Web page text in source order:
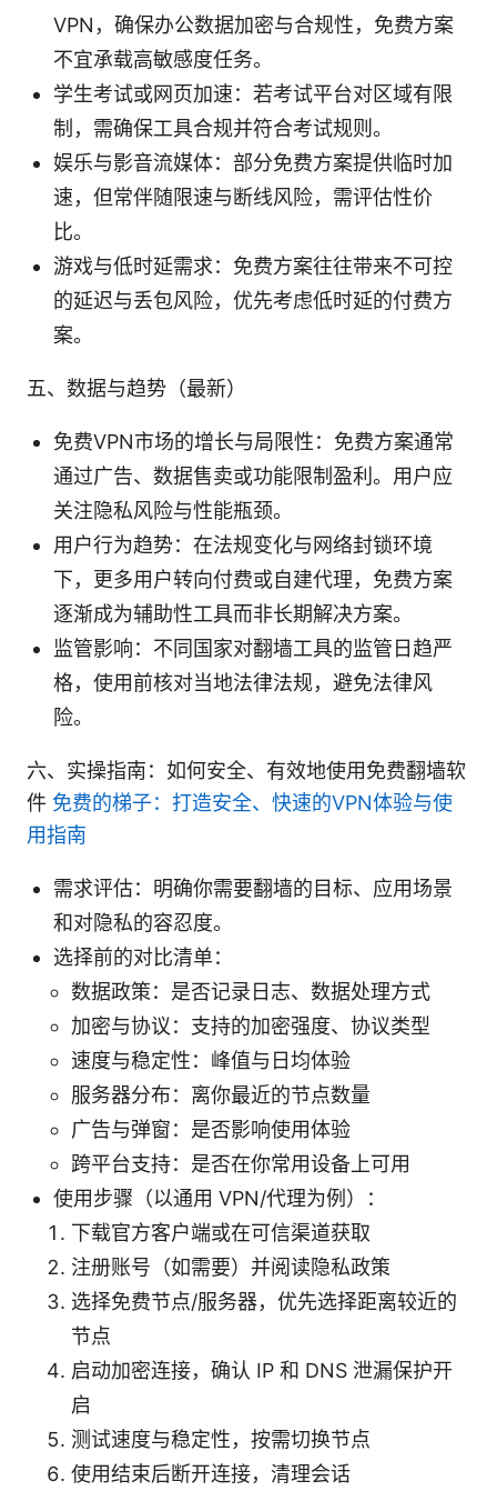
VPN，确保办公数据加密与合规性，免费方案
不宜承载高敏感度任务。
学生考试或网页加速：若考试平台对区域有限
制，需确保工具合规并符合考试规则。
娱乐与影音流媒体：部分免费方案提供临时加
速，但常伴随限速与断线风险，需评估性价
比。
游戏与低时延需求：免费方案往往带来不可控
的延迟与丢包风险，优先考虑低时延的付费方
案。
五、数据与趋势（最新）
免费VPN市场的增长与局限性：免费方案通常
通过广告、数据售卖或功能限制盈利。用户应
关注隐私风险与性能瓶颈。
用户行为趋势：在法规变化与网络封锁环境
下，更多用户转向付费或自建代理，免费方案
逐渐成为辅助性工具而非长期解决方案。
监管影响：不同国家对翻墙工具的监管日趋严
格，使用前核对当地法律法规，避免法律风
险。
六、实操指南：如何安全、有效地使用免费翻墙软
件 免费的梯子：打造安全、快速的VPN体验与使
用指南
需求评估：明确你需要翻墙的目标、应用场景
和对隐私的容忍度。
选择前的对比清单：
数据政策：是否记录日志、数据处理方式
加密与协议：支持的加密强度、协议类型
速度与稳定性：峰值与日均体验
服务器分布：离你最近的节点数量
广告与弹窗：是否影响使用体验
跨平台支持：是否在你常用设备上可用
使用步骤（以通用 VPN/代理为例）：
下载官方客户端或在可信渠道获取
注册账号（如需要）并阅读隐私政策
选择免费节点/服务器，优先选择距离较近的
节点
启动加密连接，确认 IP 和 DNS 泄漏保护开
启
测试速度与稳定性，按需切换节点
使用结束后断开连接，清理会话